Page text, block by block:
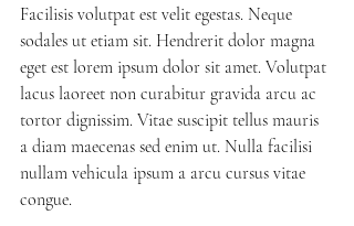
Facilisis volutpat est velit egestas. Neque
sodales ut etiam sit. Hendrerit dolor magna
eget est lorem ipsum dolor sit amet. Volutpat
lacus laoreet non curabitur gravida arcu ac
tortor dignissim. Vitae suscipit tellus mauris
a diam maecenas sed enim ut. Nulla facilisi
nullam vehicula ipsum a arcu cursus vitae
congue.